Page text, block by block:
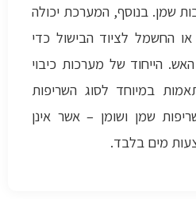
שמן. בנוסף, המערכת יכולה
החשמל לציוד הבישול כדי
הייחוד של מערכות כיבוי
במיוחד לסוג השריפות
שמן ושומן – אשר אינן
מים בלבד.